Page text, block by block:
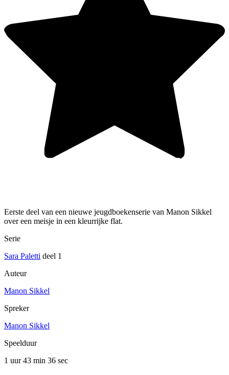
Eerste deel van een nieuwe jeugdboekenserie van Manon Sikkel
over een meisje in een kleurrijke flat.
Serie
Sara Paletti deel 1
Auteur
Manon Sikkel
Spreker
Manon Sikkel
Speelduur
1 uur 43 min 36 sec